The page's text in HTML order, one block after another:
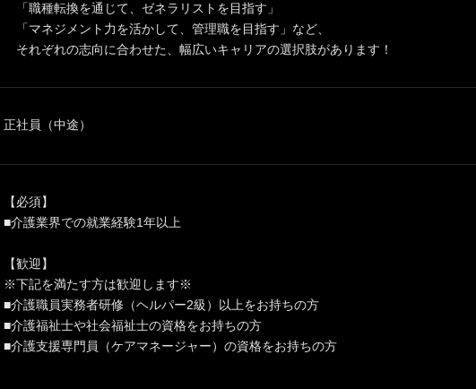
「職種転換を通じて、ゼネラリストを目指す」
「マネジメント力を活かして、管理職を目指す」など、
それぞれの志向に合わせた、幅広いキャリアの選択肢があります！
正社員（中途）
【必須】
■介護業界での就業経験1年以上
【歓迎】
※下記を満たす方は歓迎します※
■介護職員実務者研修（ヘルパー2級）以上をお持ちの方
■介護福祉士や社会福祉士の資格をお持ちの方
■介護支援専門員（ケアマネージャー）の資格をお持ちの方